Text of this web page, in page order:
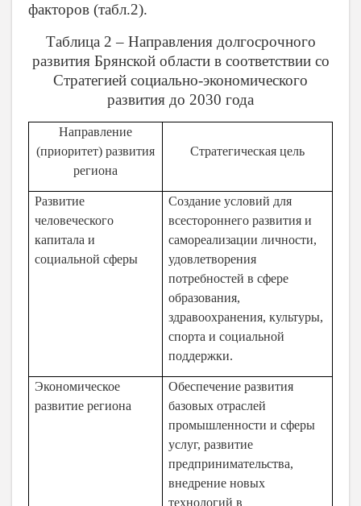
факторов (табл.2).
Таблица 2 – Направления долгосрочного
развития Брянской области в соответствии со
Стратегией социально-экономического
развития до 2030 года
Направление
(приоритет) развития
региона
Стратегическая цель
Развитие
человеческого
капитала и
социальной сферы
Создание условий для
всестороннего развития и
самореализации личности,
удовлетворения
потребностей в сфере
образования,
здравоохранения, культуры,
спорта и социальной
поддержки.
Экономическое
развитие региона
Обеспечение развития
базовых отраслей
промышленности и сферы
услуг, развитие
предпринимательства,
внедрение новых
технологий в